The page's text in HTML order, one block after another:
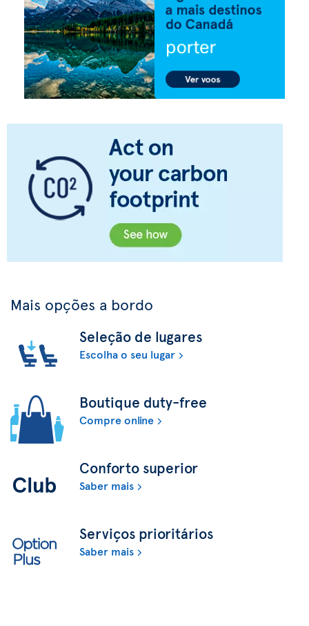
Mais opções a bordo
Seleção de lugares
Escolha o seu lugar
Boutique duty-free
Compre online
Conforto superior
Saber mais
Serviços prioritários
Saber mais